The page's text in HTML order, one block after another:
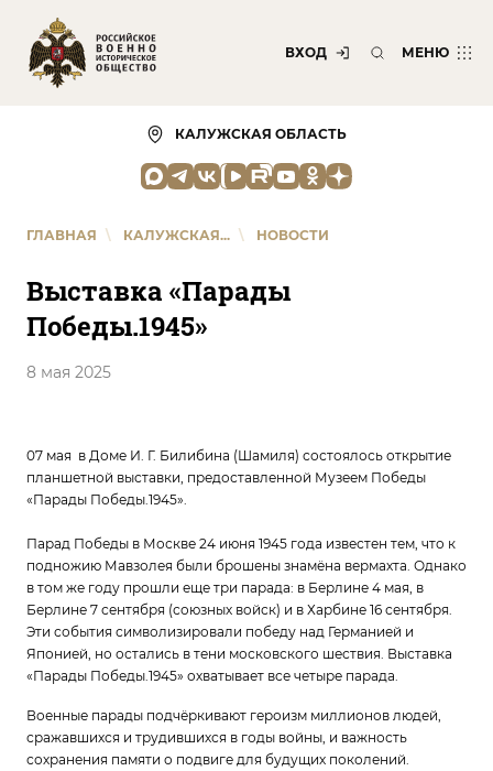
ВХОД МЕНЮ
КАЛУЖСКАЯ ОБЛАСТЬ
ГЛАВНАЯ \ КАЛУЖСКАЯ... \ НОВОСТИ
Выставка «Парады
Победы.1945»
8 мая 2025
07 мая в Доме И. Г. Билибина (Шамиля) состоялось открытие
планшетной выставки, предоставленной Музеем Победы
«Парады Победы.1945».
Парад Победы в Москве 24 июня 1945 года известен тем, что к
подножию Мавзолея были брошены знамёна вермахта. Однако
в том же году прошли еще три парада: в Берлине 4 мая, в
Берлине 7 сентября (союзных войск) и в Харбине 16 сентября.
Эти события символизировали победу над Германией и
Японией, но остались в тени московского шествия. Выставка
«Парады Победы.1945» охватывает все четыре парада.
Военные парады подчёркивают героизм миллионов людей,
сражавшихся и трудившихся в годы войны, и важность
сохранения памяти о подвиге для будущих поколений.